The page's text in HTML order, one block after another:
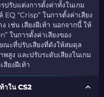
ปรับแต่งการตั้งค่าทั้งในเกม
EQ “Crisp” ในการตั้งค่าเสียง
เช่น เสียงฝีเท้า นอกจากนี้ ให้
ในการตั้งค่าเสียงของ
ณะที่ปรับเสียงที่ดังให้สมดุล
ง และปรับระดับเสียงในเกม
สียงฝีเท้า
าใน CS2